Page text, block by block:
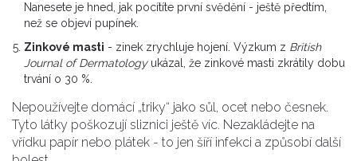
Nanesete je hned, jak pocítíte první svědění - ještě předtím,
než se objeví pupínek.
Zinkové masti - zinek zrychluje hojení. Výzkum z British
Journal of Dermatologyukázal, že zinkové masti zkrátily dobu
trvání o 30 %.
Nepoužívejte domácí „triky“ jako sůl, ocet nebo česnek.
Tyto látky poškozují sliznici ještě víc. Nezakládejte na
vřídku papír nebo plátek - to jen šíří infekci a způsobí další